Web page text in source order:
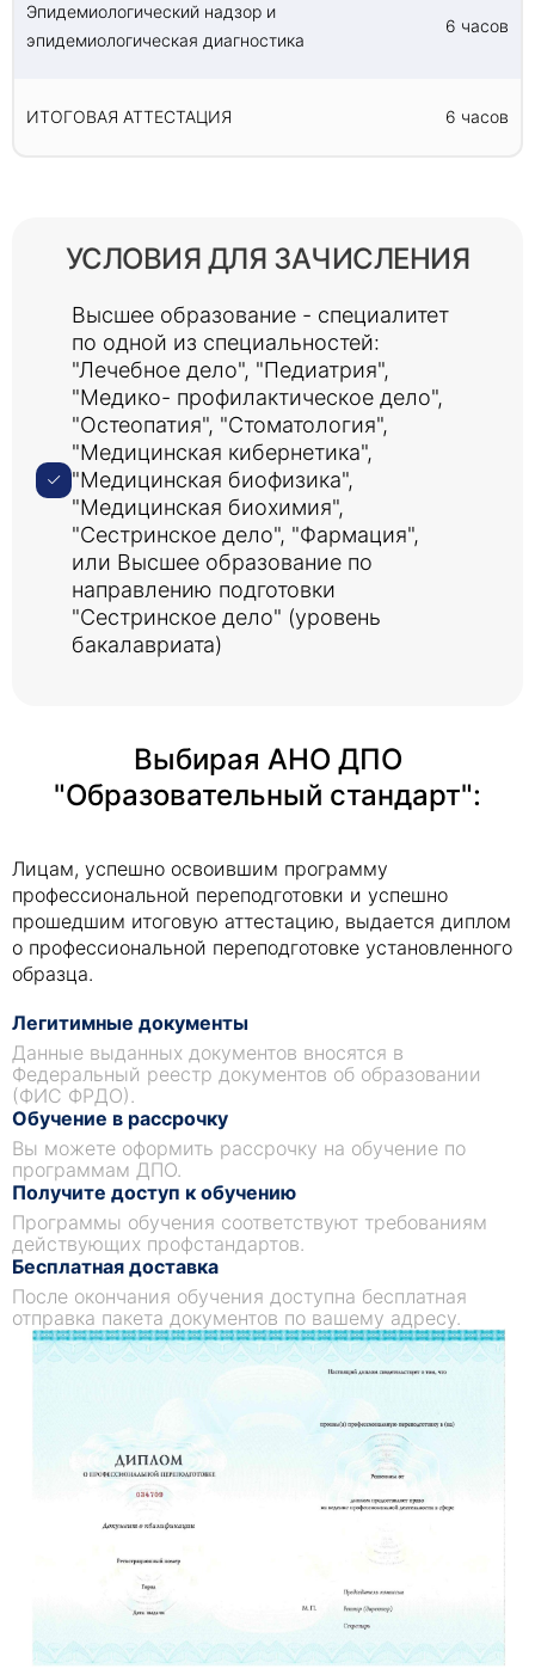
Эпидемиологический надзор и
эпидемиологическая диагностика
6 часов
ИТОГОВАЯ АТТЕСТАЦИЯ 6 часов
УСЛОВИЯ ДЛЯ ЗАЧИСЛЕНИЯ
Высшее образование - специалитет
по одной из специальностей:
"Лечебное дело", "Педиатрия",
"Медико- профилактическое дело",
"Остеопатия", "Стоматология",
"Медицинская кибернетика",
"Медицинская биофизика",
"Медицинская биохимия",
"Сестринское дело", "Фармация",
или Высшее образование по
направлению подготовки
"Сестринское дело" (уровень
бакалавриата)
Выбирая АНО ДПО
"Образовательный стандарт":
Лицам, успешно освоившим программу
профессиональной переподготовки и успешно
прошедшим итоговую аттестацию, выдается диплом
о профессиональной переподготовке установленного
образца.
Легитимные документы
Данные выданных документов вносятся в
Федеральный реестр документов об образовании
(ФИС ФРДО).
Обучение в рассрочку
Вы можете оформить рассрочку на обучение по
программам ДПО.
Получите доступ к обучению
Программы обучения соответствуют требованиям
действующих профстандартов.
Бесплатная доставка
После окончания обучения доступна бесплатная
отправка пакета документов по вашему адресу.